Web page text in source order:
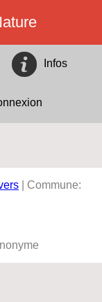
Infos
| Commune: